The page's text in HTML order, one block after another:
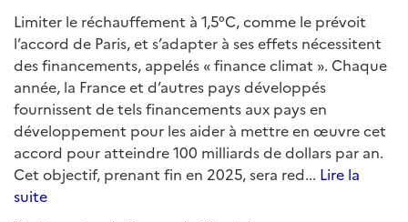
Limiter le réchauffement à 1,5°C, comme le prévoit
l’accord de Paris, et s’adapter à ses effets nécessitent
des financements, appelés « finance climat ». Chaque
année, la France et d’autres pays développés
fournissent de tels financements aux pays en
développement pour les aider à mettre en œuvre cet
accord pour atteindre 100 milliards de dollars par an.
Cet objectif, prenant fin en 2025, sera red... Lire la
suite